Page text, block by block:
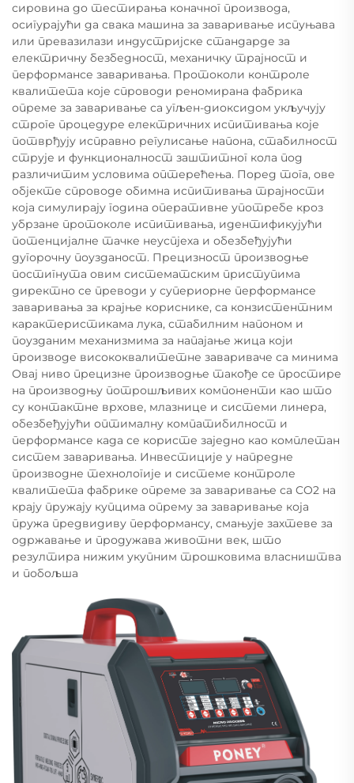
сировина до тестирања коначног производа,
осигурајући да свака машина за заваривање испуњава
или превазилази индустријске стандарде за
електричну безбедност, механичку трајност и
перформансе заваривања. Протоколи контроле
квалитета које спроводи реномирана фабрика
опреме за заваривање са угљен-диоксидом укључују
строге процедуре електричних испитивања које
потврђују исправно регулисање напона, стабилност
струје и функционалност заштитног кола под
различитим условима оптерећења. Поред тога, ове
објекте спроводе обимна испитивања трајности
која симулирају година оперативне употребе кроз
убрзане протоколе испитивања, идентификујући
потенцијалне тачке неуспјеха и обезбеђујући
дугорочну поузданост. Прецизност производње
постигнута овим систематским приступима
директно се преводи у супериорне перформансе
заваривања за крајње кориснике, са конзистентним
карактеристикама лука, стабилним напоном и
поузданим механизмима за напајање жица који
производе висококвалитетне завариваче са минима
Овај ниво прецизне производње такође се простире
на производњу потрошљивих компоненти као што
су контактне врхове, млазнице и системи линера,
обезбеђујући оптималну компатибилност и
перформансе када се користе заједно као комплетан
систем заваривања. Инвестиције у напредне
производне технологије и системе контроле
квалитета фабрике опреме за заваривање са CO2 на
крају пружају купцима опрему за заваривање која
пружа предвидиву перформансу, смањује захтеве за
одржавање и продужава животни век, што
резултира нижим укупним трошковима власништва
и побољша